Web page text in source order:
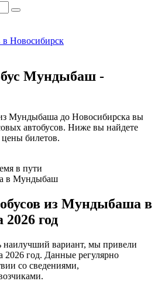
в Новосибирск
Мундыбаш -
Мундыбаша до Новосибирска вы
автобусов. Ниже вы найдете
билетов.
в пути
в Мундыбаш
из Мундыбаша в
год
вариант, мы привели
2026 год. Данные регулярно
со сведениями,